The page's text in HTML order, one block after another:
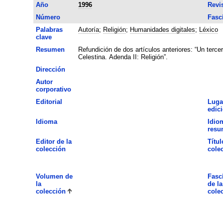
Año
1996
Número
Palabras
clave
Autoría; Religión; Humanidades digitales; Léxico
Resumen
Refundición de dos artículos anteriores: “Un
Celestina. Adenda II: Religión”.
Dirección
Autor
corporativo
Editorial
Idioma
Editor de la
colección
Volumen de
la
colección
de la